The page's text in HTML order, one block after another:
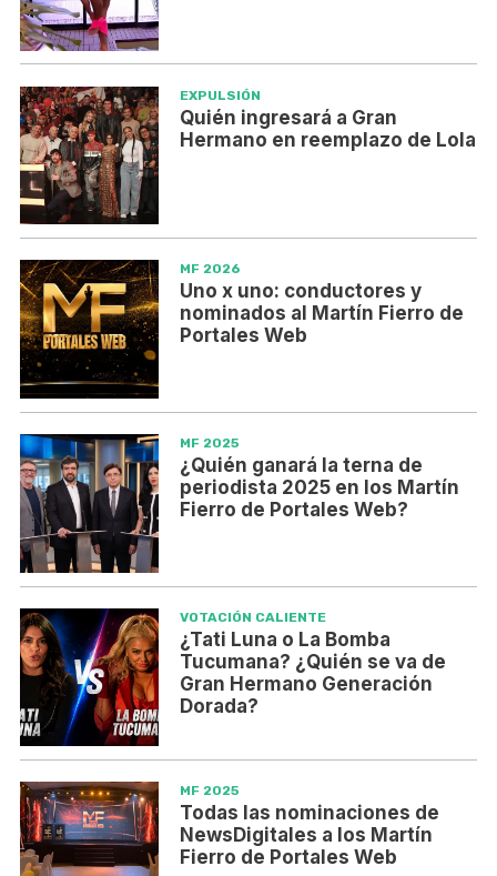
EXPULSIÓN
Quién ingresará a Gran
Hermano en reemplazo de Lola
MF 2026
Uno x uno: conductores y
nominados al Martín Fierro de
Portales Web
MF 2025
¿Quién ganará la terna de
periodista 2025 en los Martín
Fierro de Portales Web?
VOTACIÓN CALIENTE
¿Tati Luna o La Bomba
Tucumana? ¿Quién se va de
Gran Hermano Generación
Dorada?
MF 2025
Todas las nominaciones de
NewsDigitales a los Martín
Fierro de Portales Web